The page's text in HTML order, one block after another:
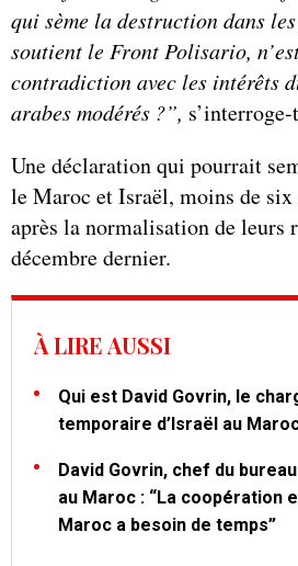
qui sème la destruction dans
soutient le Front Polisario,
contradiction avec les intérêts
arabes modérés ?”,
Une déclaration qui pourrait
le Maroc et Israël, moins de
après la normalisation de leurs
décembre dernier.
À LIRE AUSSI
Qui est David Govrin, le
temporaire d’Israël au
David Govrin, chef du
au Maroc : “La coopération
Maroc a besoin de temps”